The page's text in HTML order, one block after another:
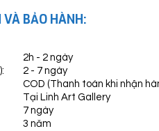
BẢO HÀNH:
2h - 2 ngày
2 - 7 ngày
COD (Thanh toán khi nhận
Tại Linh Art Gallery
7 ngày
3 năm